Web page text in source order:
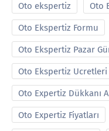
Oto ekspertiz Oto
Oto Ekspertiz Formu
Oto Ekspertiz Pazar
Oto Ekspertiz Ucretleri
Oto Expertiz Dükkanı
Oto Expertiz Fiyatları